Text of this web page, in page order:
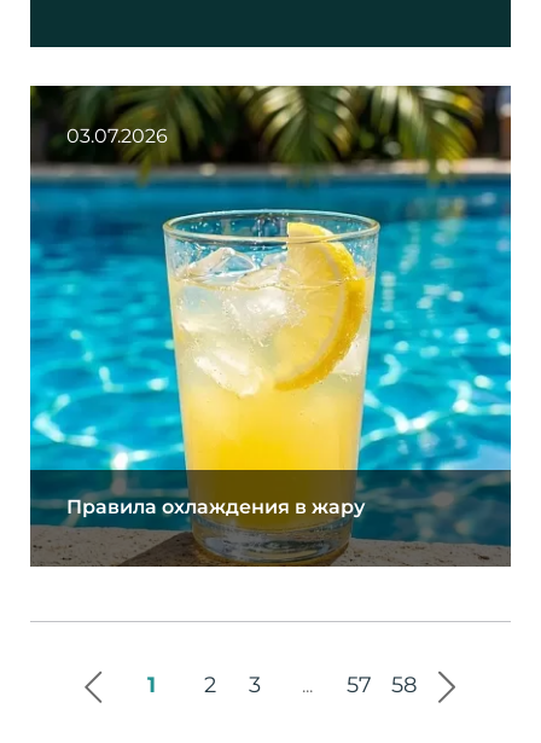
03.07.2026
Правила охлаждения в жару
1 2 3 ... 57 58